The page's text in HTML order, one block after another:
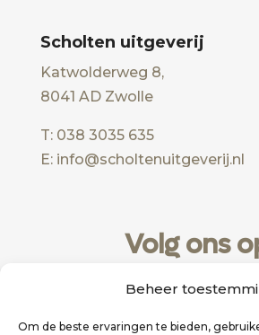
Beheer
Om de beste ervaringen te bieden,
Scholten uitgeverij
Katwolderweg 8,
8041 AD Zwolle
T: 038 3035 635
E: info@scholtenuitgeverij.nl
Volg ons